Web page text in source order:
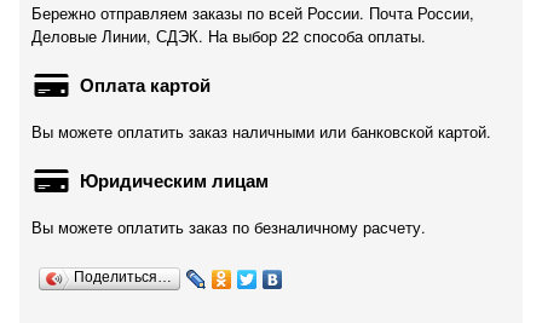
Бережно отправляем заказы по всей России. Почта России,
Деловые Линии, СДЭК. На выбор 22 способа оплаты.
Оплата картой
Вы можете оплатить заказ наличными или банковской картой.
Юридическим лицам
Вы можете оплатить заказ по безналичному расчету.
Поделиться…